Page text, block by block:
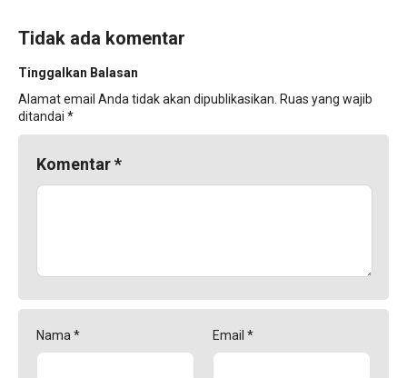
Tidak ada komentar
Tinggalkan Balasan
Alamat email Anda tidak akan dipublikasikan. Ruas yang wajib
ditandai *
Komentar*
Nama * Email *